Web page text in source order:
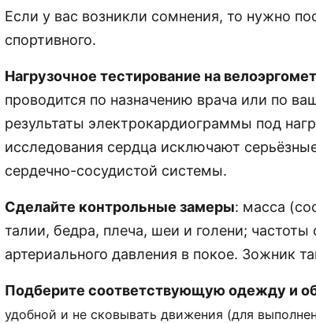
Если у вас возникли сомнения, то нужно
спортивного.
Нагрузочное тестирование на
проводится по назначению врача или по
результаты электрокардиограммы под
исследования сердца исключают
сердечно-сосудистой системы.
Сделайте контрольные замеры: масса
талии, бедра, плеча, шеи и голени;
артериального давления в покое. Зожник
Подберите соответствующую одежду и
удобной и не сковывать движения (для